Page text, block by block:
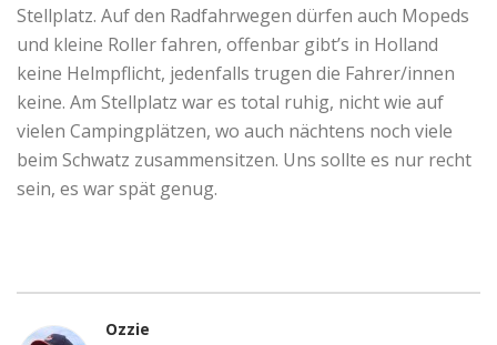
Stellplatz. Auf den Radfahrwegen dürfen auch Mopeds
und kleine Roller fahren, offenbar gibt’s in Holland
keine Helmpflicht, jedenfalls trugen die Fahrer/innen
keine. Am Stellplatz war es total ruhig, nicht wie auf
vielen Campingplätzen, wo auch nächtens noch viele
beim Schwatz zusammensitzen. Uns sollte es nur recht
sein, es war spät genug.
Ozzie